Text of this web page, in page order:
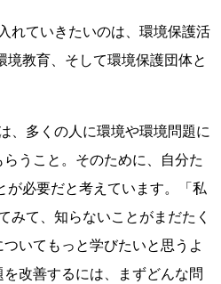
れていきたいのは、環境保護活
境教育、そして環境保護団体と
、多くの人に環境や環境問題に
うこと。そのために、自分た
が必要だと考えています。「私
みて、知らないことがまだたく
いてもっと学びたいと思うよ
改善するには、まずどんな問